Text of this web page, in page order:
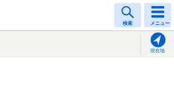
検索 メニュー
現在地